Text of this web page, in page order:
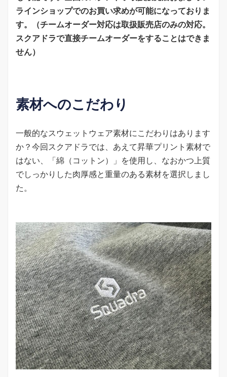
ラインショップでのお買い求めが可能になっておりま
す。（チームオーダー対応は取扱販売店のみの対応。
スクアドラで直接チームオーダーをすることはできま
せん）
素材へのこだわり
一般的なスウェットウェア素材にこだわりはあります
か？今回スクアドラでは、あえて昇華プリント素材で
はない、「綿（コットン）」を使用し、なおかつ上質
でしっかりした肉厚感と重量のある素材を選択しまし
た。